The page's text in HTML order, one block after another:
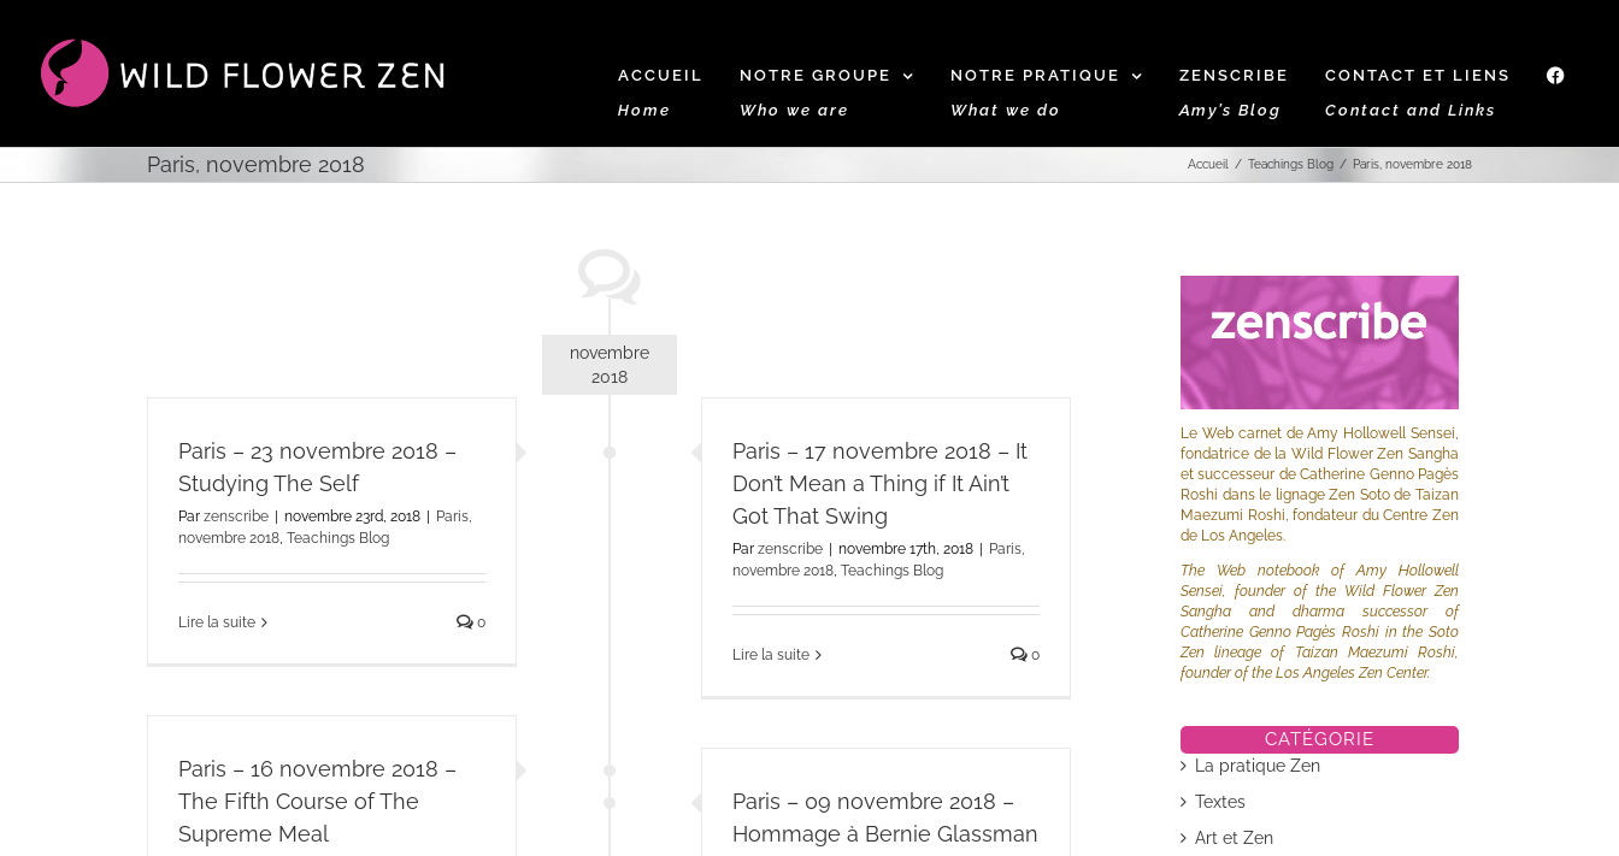
contenu
ACCUEIL
Home
NOTRE GROUPE
Who we are
NOTRE PRATIQUE
What we do
ZENSCRIBE
Amy’s Blog
CONTACT ET LIENS
Contact and Links
Paris, novembre 2018 Accueil Teachings Blog Paris, novembre 2018
novembre
2018
Paris – 23 novembre 2018 –
Studying The Self
Par zenscribe | novembre 23rd, 2018 | Paris,
novembre 2018 Teachings Blog
Lire la suite 0
Paris – 17 novembre 2018 – It
Don’t Mean a Thing if It Ain’t
Got That Swing
Parzenscribe | novembre 17th, 2018 | Paris,
novembre 2018 ,Teachings Blog
Lire la suite 0
Paris – 16 novembre 2018 –
The Fifth Course of The
Supreme Meal
Paris – 09 novembre 2018 –
Hommage à Bernie Glassman
Le Web carnet de Amy Hollowell Sensei,
fondatrice de la Wild Flower Zen Sangha
et successeur de Catherine Genno Pagès
Roshi dans le lignage Zen Soto de Taizan
Maezumi Roshi, fondateur du Centre Zen
de Los Angeles.
The Web notebook of Amy Hollowell
Sensei, founder of the Wild Flower Zen
Sangha and dharma successor of
Catherine Genno Pagès Roshi in the Soto
Zen lineage of Taizan Maezumi Roshi,
founder of the Los Angeles Zen Center.
CATÉGORIE
La pratique Zen
Textes
Art et Zen